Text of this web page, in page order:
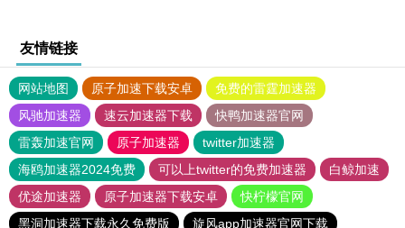
友情链接
网站地图 原子加速下载安卓
免费的雷霆加速器
风驰加速器
速云加速器下载
快鸭加速器官网
雷轰加速官网
原子加速器
twitter加速器
海鸥加速器2024免费
可以上twitter的免费加速器
白鲸加速
优途加速器
原子加速器下载安卓
快柠檬官网
黑洞加速器下载永久免费版
旋风app加速器官网下载